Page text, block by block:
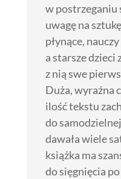
w postrzeganiu
uwagę na
płynące,
a starsze dzieci
z nią swe
Duża, wyraźna
ilość tekstu
do
dawała wiele
książka ma
do sięgnięcia